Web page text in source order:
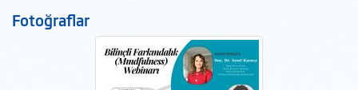
Fotoğraflar